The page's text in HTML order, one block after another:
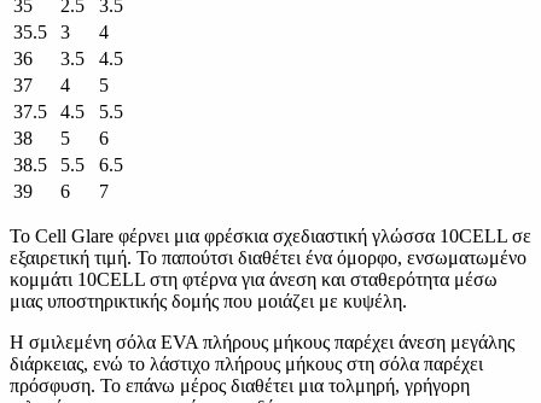
35
2.5
3.5
35.5
3
4
36
3.5
4.5
37
4
5
37.5
4.5
5.5
38
5
6
38.5
5.5
6.5
39
6 7
Το Cell Glare φέρνει μια φρέσκια σχεδιαστική γλώσσα 10CELL σε
εξαιρετική τιμή. Το παπούτσι διαθέτει ένα όμορφο, ενσωματωμένο
κομμάτι 10CELL στη φτέρνα για άνεση και σταθερότητα μέσω
μιας υποστηρικτικής δομής που μοιάζει με κυψέλη.
Η σμιλεμένη σόλα EVA πλήρους μήκους παρέχει άνεση μεγάλης
διάρκειας, ενώ το λάστιχο πλήρους μήκους στη σόλα παρέχει
πρόσφυση. Το επάνω μέρος διαθέτει μια τολμηρή, γρήγορη